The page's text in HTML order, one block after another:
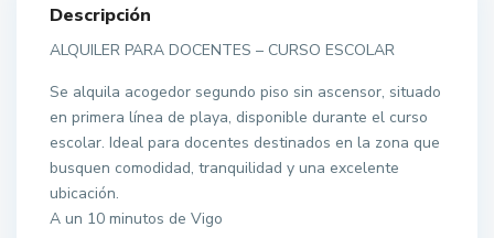
Descripción
ALQUILER PARA DOCENTES – CURSO ESCOLAR
Se alquila acogedor segundo piso sin ascensor, situado
en primera línea de playa, disponible durante el curso
escolar. Ideal para docentes destinados en la zona que
busquen comodidad, tranquilidad y una excelente
ubicación.
A un 10 minutos de Vigo